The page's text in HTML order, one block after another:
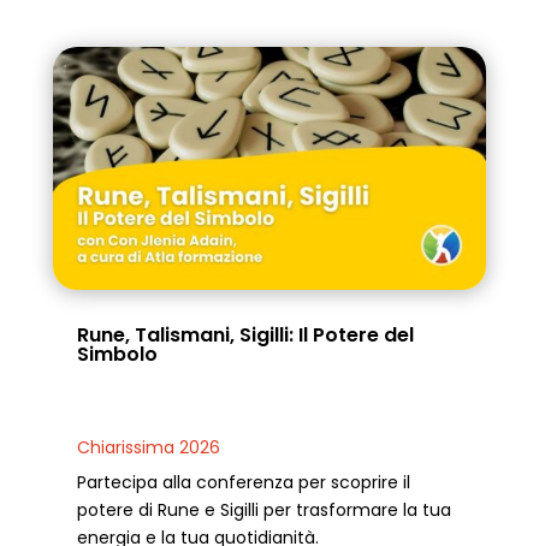
Rune, Talismani, Sigilli: Il Potere del
Simbolo
Chiarissima 2026
Partecipa alla conferenza per scoprire il
potere di Rune e Sigilli per trasformare la tua
energia e la tua quotidianità.